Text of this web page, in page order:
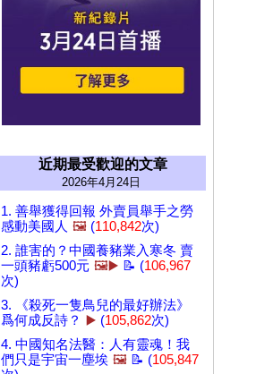
近期最受歡迎的文章
2026年4月24日
1. 善舉獲得回報 外賣員舉手之勞
感動美國人 🖼️ (110,842次)
2. 誰害的？中國養豬業入寒冬 賣
一頭豬虧500元 🖼️▶️ 📝 (106,967
次)
3. 《殺死一隻鳥兒的最好辦法》
爲何成反詩？
▶️ (105,862次)
4. 中國知名法醫：人有靈魂！我
們只是宇宙一塵埃 🖼️ 📝 (105,847